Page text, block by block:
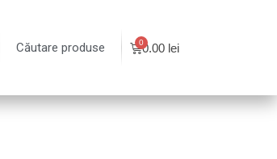
Căutare produse 0.00 lei